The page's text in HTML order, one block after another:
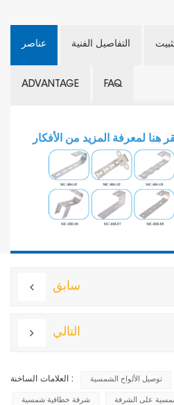
عناصر التفاصيل الفنية
ADVANTAGE FAQ
هنا لمعرفة المزيد من الأفكار
سابق
التالي
العلامات الساخنة : توصيل الألواح الشمسية
شرفة خطافية شمسية على الشرفة